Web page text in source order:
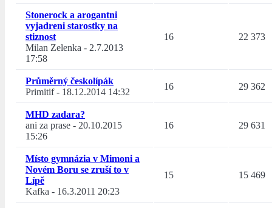
Stonerock a arogantni
vyjadreni starostky na
stiznost
Milan Zelenka - 2.7.2013
17:58
16 22 373
Průměrný českolípák
Primitif- 18.12.2014 14:32
16 29 362
MHD zadara?
ani za prase - 20.10.2015
15:26
16 29 631
Místo gymnázia v Mimoni a
Novém Boru se zruší to v
Lípě
Kafka - 16.3.2011 20:23
15 15 469